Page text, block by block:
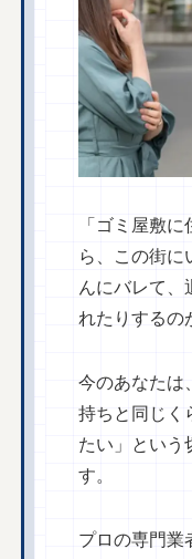
「ゴミ屋敷
ら、この街に
んにバレて、
れたりするの
今のあなたは
持ちと同じく
たい」という
す。
プロの専門業